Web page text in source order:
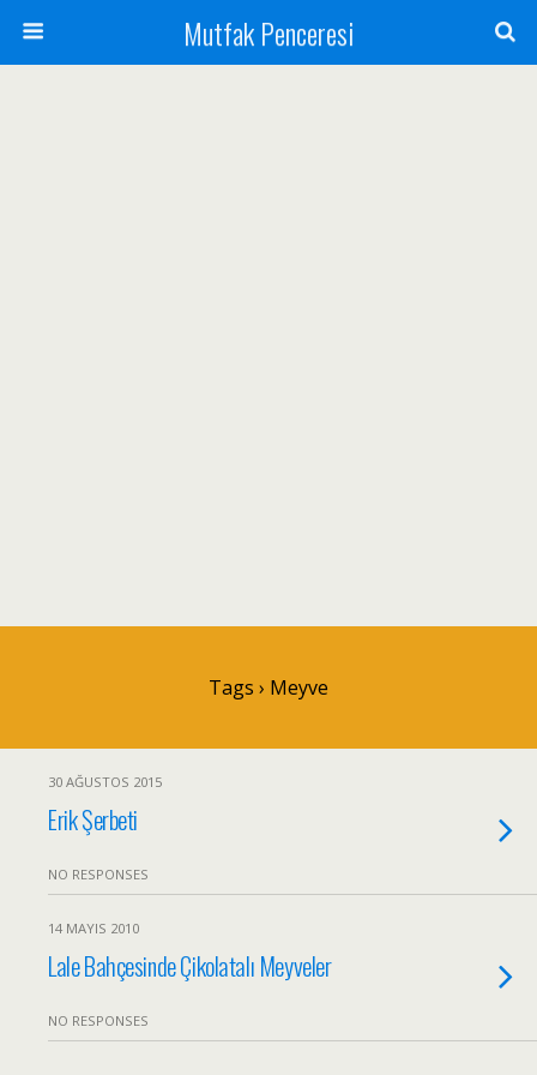
Mutfak Penceresi
Tags › Meyve
30 AĞUSTOS 2015
Erik Şerbeti
NO RESPONSES
14 MAYIS 2010
Lale Bahçesinde Çikolatalı Meyveler
NO RESPONSES